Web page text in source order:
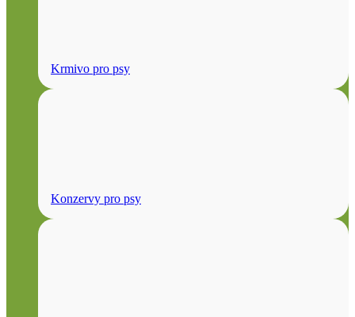
Krmivo pro psy
Konzervy pro psy